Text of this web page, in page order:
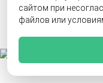
сайтом при
файлов или